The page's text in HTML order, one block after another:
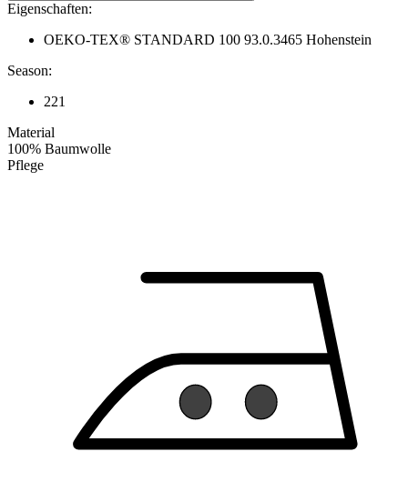
Eigenschaften:
OEKO-TEX® STANDARD 100 93.0.3465 Hohenstein
Season:
221
Material
100% Baumwolle
Pflege